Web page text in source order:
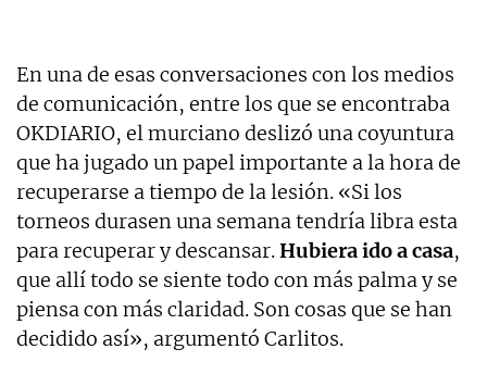
En una de esas conversaciones con los medios
de comunicación, entre los que se encontraba
OKDIARIO, el murciano deslizó una coyuntura
que ha jugado un papel importante a la hora de
recuperarse a tiempo de la lesión. «Si los
torneos durasen una semana tendría libra esta
para recuperar y descansar.Hubiera ido a casa,
que allí todo se siente todo con más palma y se
piensa con más claridad. Son cosas que se han
decidido así», argumentó Carlitos.